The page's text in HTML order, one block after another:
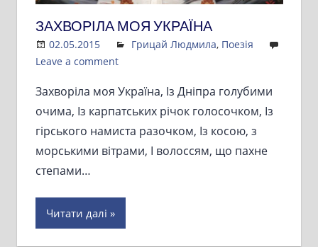
ЗАХВОРІЛА МОЯ УКРАЇНА
02.05.2015 Admin
Грицай Людмила, Поезія
Leave a comment
Захворіла моя Україна, Із Дніпра голубими
очима, Із карпатських річок голосочком, Із
гірського намиста разочком, Із косою, з
морськими вітрами, І волоссям, що пахне
степами…
Читати далі